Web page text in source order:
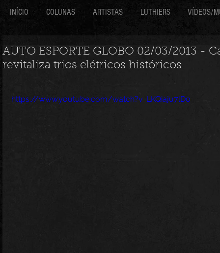
INÍCIO COLUNAS ARTISTAS LUTHIERS VÍDEOS/
AUTO ESPORTE GLOBO 02/03/2013 -
revitaliza trios elétricos históricos.
https://www.youtube.com/watch?v=LKQiaju7lDo